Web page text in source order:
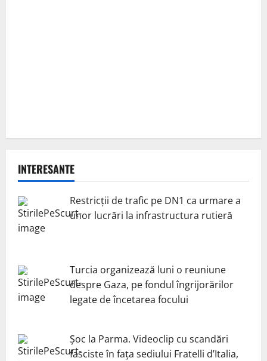
INTERESANTE
Restricții de trafic pe DN1 ca urmare a
unor lucrări la infrastructura rutieră
Turcia organizează luni o reuniune
despre Gaza, pe fondul îngrijorărilor
legate de încetarea focului
Șoc la Parma. Videoclip cu scandări
fasciste în fața sediului Fratelli d’Italia,